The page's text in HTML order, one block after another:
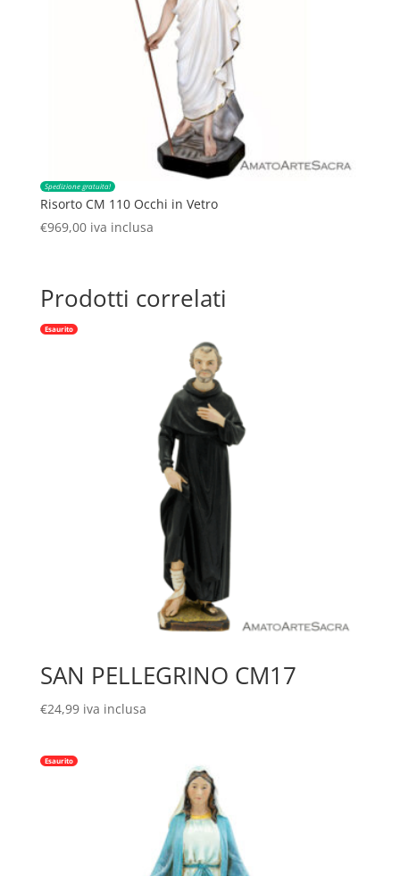
Spedizione gratuita!
Risorto CM 110 Occhi in Vetro
€969,00 iva inclusa
Prodotti correlati
Esaurito
SAN PELLEGRINO CM17
€24,99 iva inclusa
Esaurito